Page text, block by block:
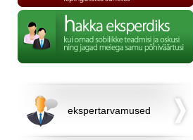
ekspertarvamused